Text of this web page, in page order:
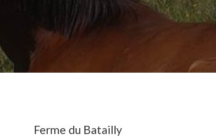
Ferme du Batailly